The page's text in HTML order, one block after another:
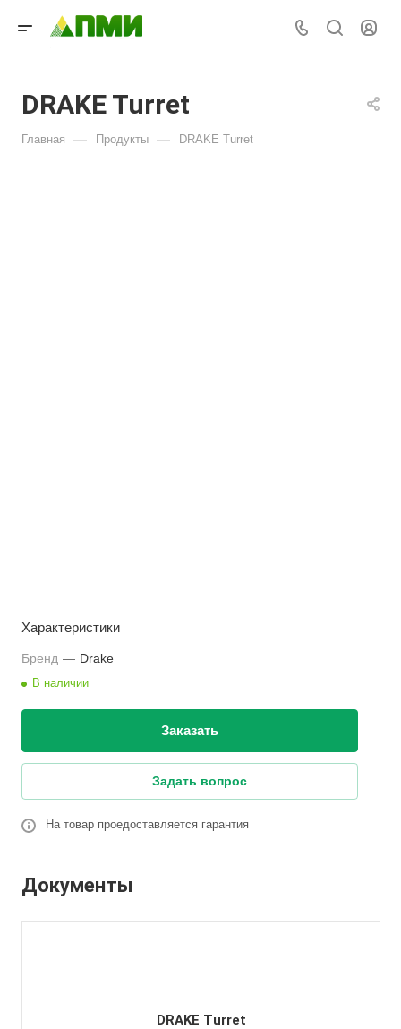
DRAKE Turret
Главная — Продукты — DRAKE Turret
Характеристики
Бренд — Drake
В наличии
Заказать
Задать вопрос
На товар проедоставляется гарантия
Документы
DRAKE Turret